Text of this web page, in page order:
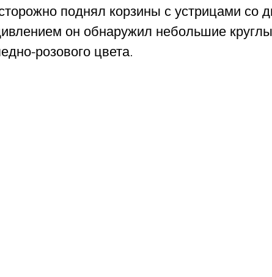
поднял корзины с устрицами со
он обнаружил небольшие
розового цвета.